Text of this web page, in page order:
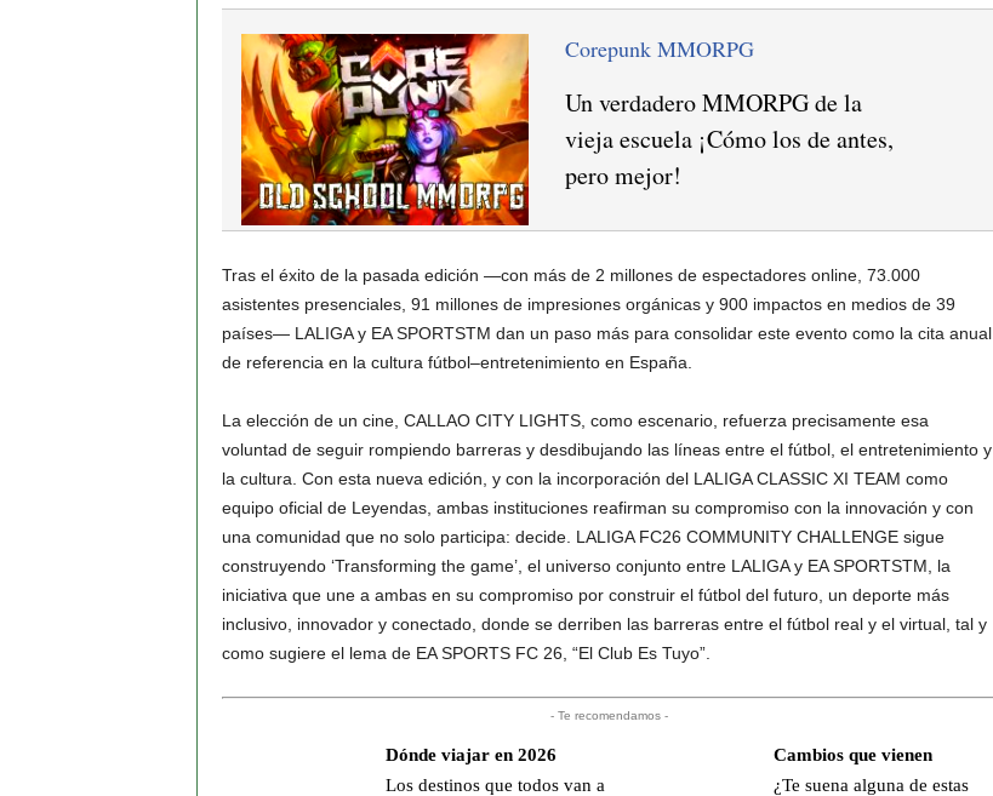
Corepunk MMORPG
Un verdadero MMORPG de la
vieja escuela ¡Cómo los de antes,
pero mejor!
Tras el éxito de la pasada edición —con más de 2 millones de espectadores online, 73.000
asistentes presenciales, 91 millones de impresiones orgánicas y 900 impactos en medios de 39
países— LALIGA y EA SPORTSTM dan un paso más para consolidar este evento como la cita anual
de referencia en la cultura fútbol–entretenimiento en España.
La elección de un cine, CALLAO CITY LIGHTS, como escenario, refuerza precisamente esa
voluntad de seguir rompiendo barreras y desdibujando las líneas entre el fútbol, el entretenimiento y
la cultura. Con esta nueva edición, y con la incorporación del LALIGA CLASSIC XI TEAM como
equipo oficial de Leyendas, ambas instituciones reafirman su compromiso con la innovación y con
una comunidad que no solo participa: decide. LALIGA FC26 COMMUNITY CHALLENGE sigue
construyendo ‘Transforming the game’, el universo conjunto entre LALIGA y EA SPORTSTM, la
iniciativa que une a ambas en su compromiso por construir el fútbol del futuro, un deporte más
inclusivo, innovador y conectado, donde se derriben las barreras entre el fútbol real y el virtual, tal y
como sugiere el lema de EA SPORTS FC 26, “El Club Es Tuyo”.
- Te recomendamos -
Dónde viajar en 2026
Los destinos que todos van a
Cambios que vienen
¿Te suena alguna de estas